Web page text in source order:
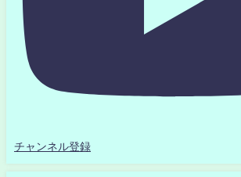
チャンネル登録